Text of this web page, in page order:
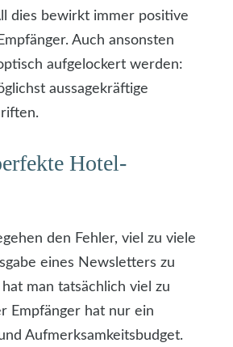
dies bewirkt immer positive
Auch ansonsten
aufgelockert werden:
aussagekräftige
Hotel-
den Fehler, viel zu viele
eines Newsletters zu
man tatsächlich viel zu
Empfänger hat nur ein
Aufmerksamkeitsbudget.